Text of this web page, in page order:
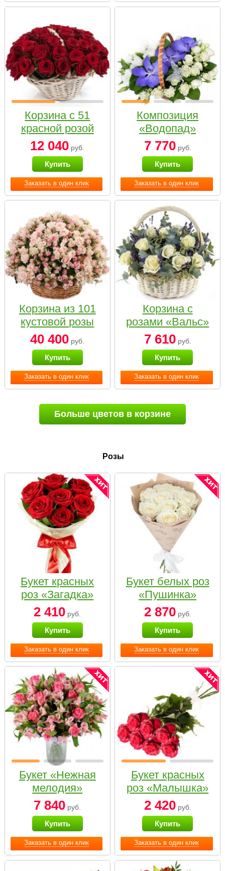
Заказать в один клик
Корзина с 51
красной розой
12 040 руб.
Купить
Заказать в один клик
Композиция
«Водопад»
7 770руб.
Купить
Заказать в один клик
Корзина из 101
кустовой розы
нежных тонов
40 400 руб.
Купить
Заказать в один клик
Корзина с
розами «Вальс»
7 610руб.
Купить
Больше цветов в корзине
Розы
Заказать в один клик
Букет красных
роз «Загадка»
2 410 руб.
Купить
Заказать в один клик
Букет белых роз
«Пушинка»
2 870руб.
Купить
Заказать в один клик
Букет «Нежная
мелодия»
7 840 руб.
Купить
Заказать в один клик
Букет красных
роз «Малышка»
2 420руб.
Купить